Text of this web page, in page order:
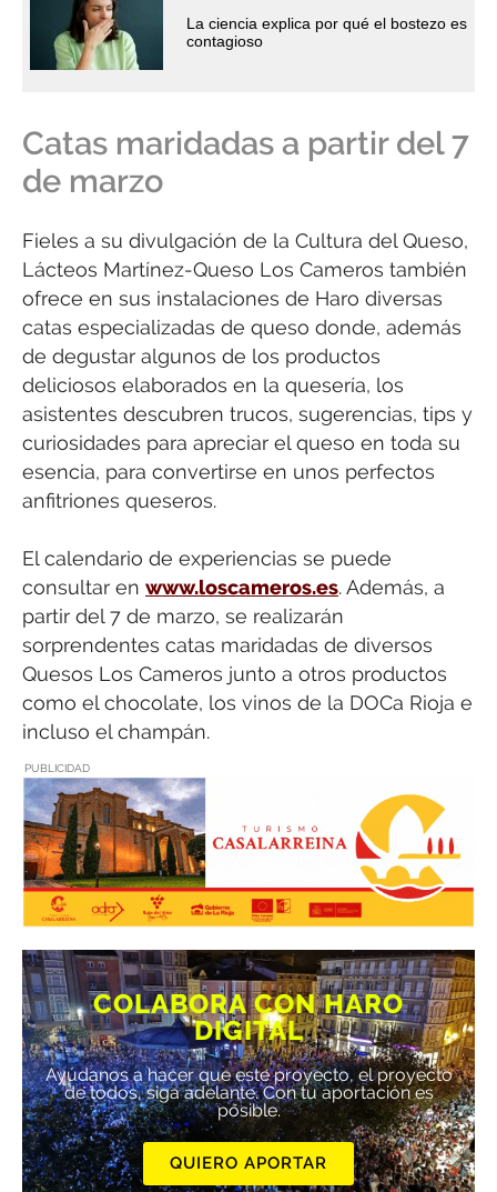
La ciencia explica por qué el bostezo es
contagioso
Catas maridadas a partir del 7
de marzo
Fieles a su divulgación de la Cultura del Queso,
Lácteos Martínez-Queso Los Cameros también
ofrece en sus instalaciones de Haro diversas
catas especializadas de queso donde, además
de degustar algunos de los productos
deliciosos elaborados en la quesería, los
asistentes descubren trucos, sugerencias, tips y
curiosidades para apreciar el queso en toda su
esencia, para convertirse en unos perfectos
anfitriones queseros.
El calendario de experiencias se puede
consultar en www.loscameros.es. Además, a
partir del 7 de marzo, se realizarán
sorprendentes catas maridadas de diversos
Quesos Los Cameros junto a otros productos
como el chocolate, los vinos de la DOCa Rioja e
incluso el champán.
PUBLICIDAD
COLABORA CON HARO
DIGITAL
Ayúdanos a hacer que este proyecto, el proyecto
de todos, siga adelante. Con tu aportación es
posible.
QUIERO APORTAR